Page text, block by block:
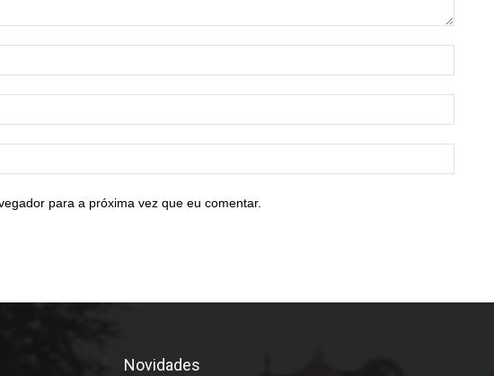
mail:*
para a próxima vez que eu comentar.
Novidades